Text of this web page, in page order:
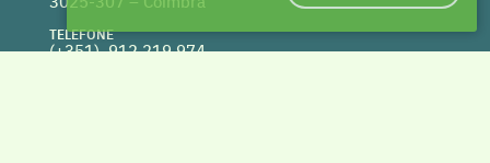
TELEFONE
(+351) 912 219 974